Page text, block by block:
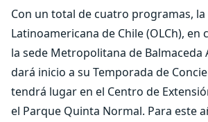
Con un total de cuatro programas,
Latinoamericana de Chile (OLCh), en
la sede Metropolitana de Balmaceda
dará inicio a su Temporada de
tendrá lugar en el Centro de
el Parque Quinta Normal. Para este